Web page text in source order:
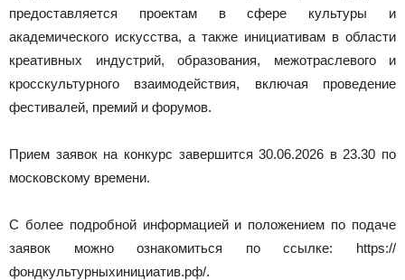
предоставляется проектам в сфере культуры и
академического искусства, а также инициативам в области
креативных индустрий, образования, межотраслевого и
кросскультурного взаимодействия, включая проведение
фестивалей, премий и форумов.
Прием заявок на конкурс завершится 30.06.2026 в 23.30 по
московскому времени.
С более подробной информацией и положением по подаче
заявок можно ознакомиться по ссылке: https://
фондкультурныхинициатив.рф/.